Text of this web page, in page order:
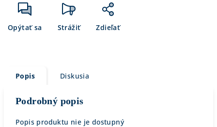
Opýtať sa Strážiť Zdieľať
Popis Diskusia
Podrobný popis
Popis produktu nie je dostupný